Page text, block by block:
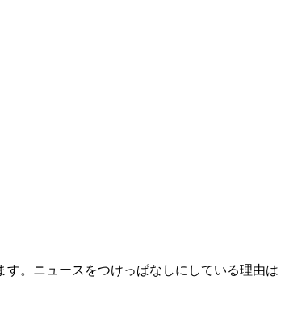
。ニュースをつけっぱなしにしている理由は